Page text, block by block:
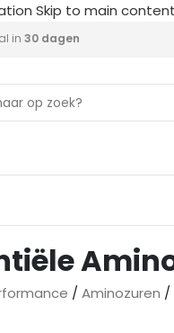
Skip to main content
in 30 dagen
/ Aminozuren /